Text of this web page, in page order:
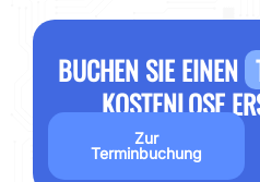
BUCHEN SIE EINEN
KOSTENLOSE
Zur
Terminbuchung